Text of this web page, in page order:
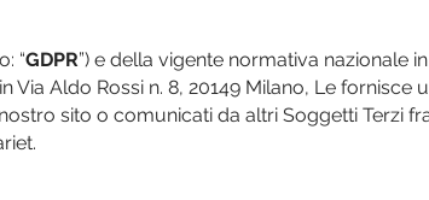
“GDPR”) e della vigente normativa nazionale
Via Aldo Rossi n. 8, 20149 Milano, Le
sito o comunicati da altri Soggetti Terzi